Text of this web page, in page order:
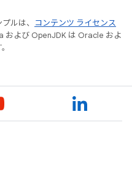
ルは、
コンテンツ ライセンス
および OpenJDK は Oracle およ